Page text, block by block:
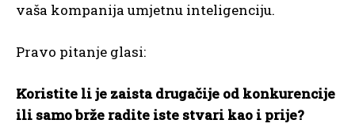
vaša kompanija umjetnu inteligenciju.
Pravo pitanje glasi:
Koristite li je zaista drugačije od konkurencije
ili samo brže radite iste stvari kao i prije?